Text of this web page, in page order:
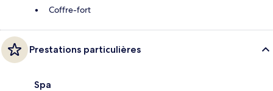
Coffre-fort
Prestations particulières
Spa